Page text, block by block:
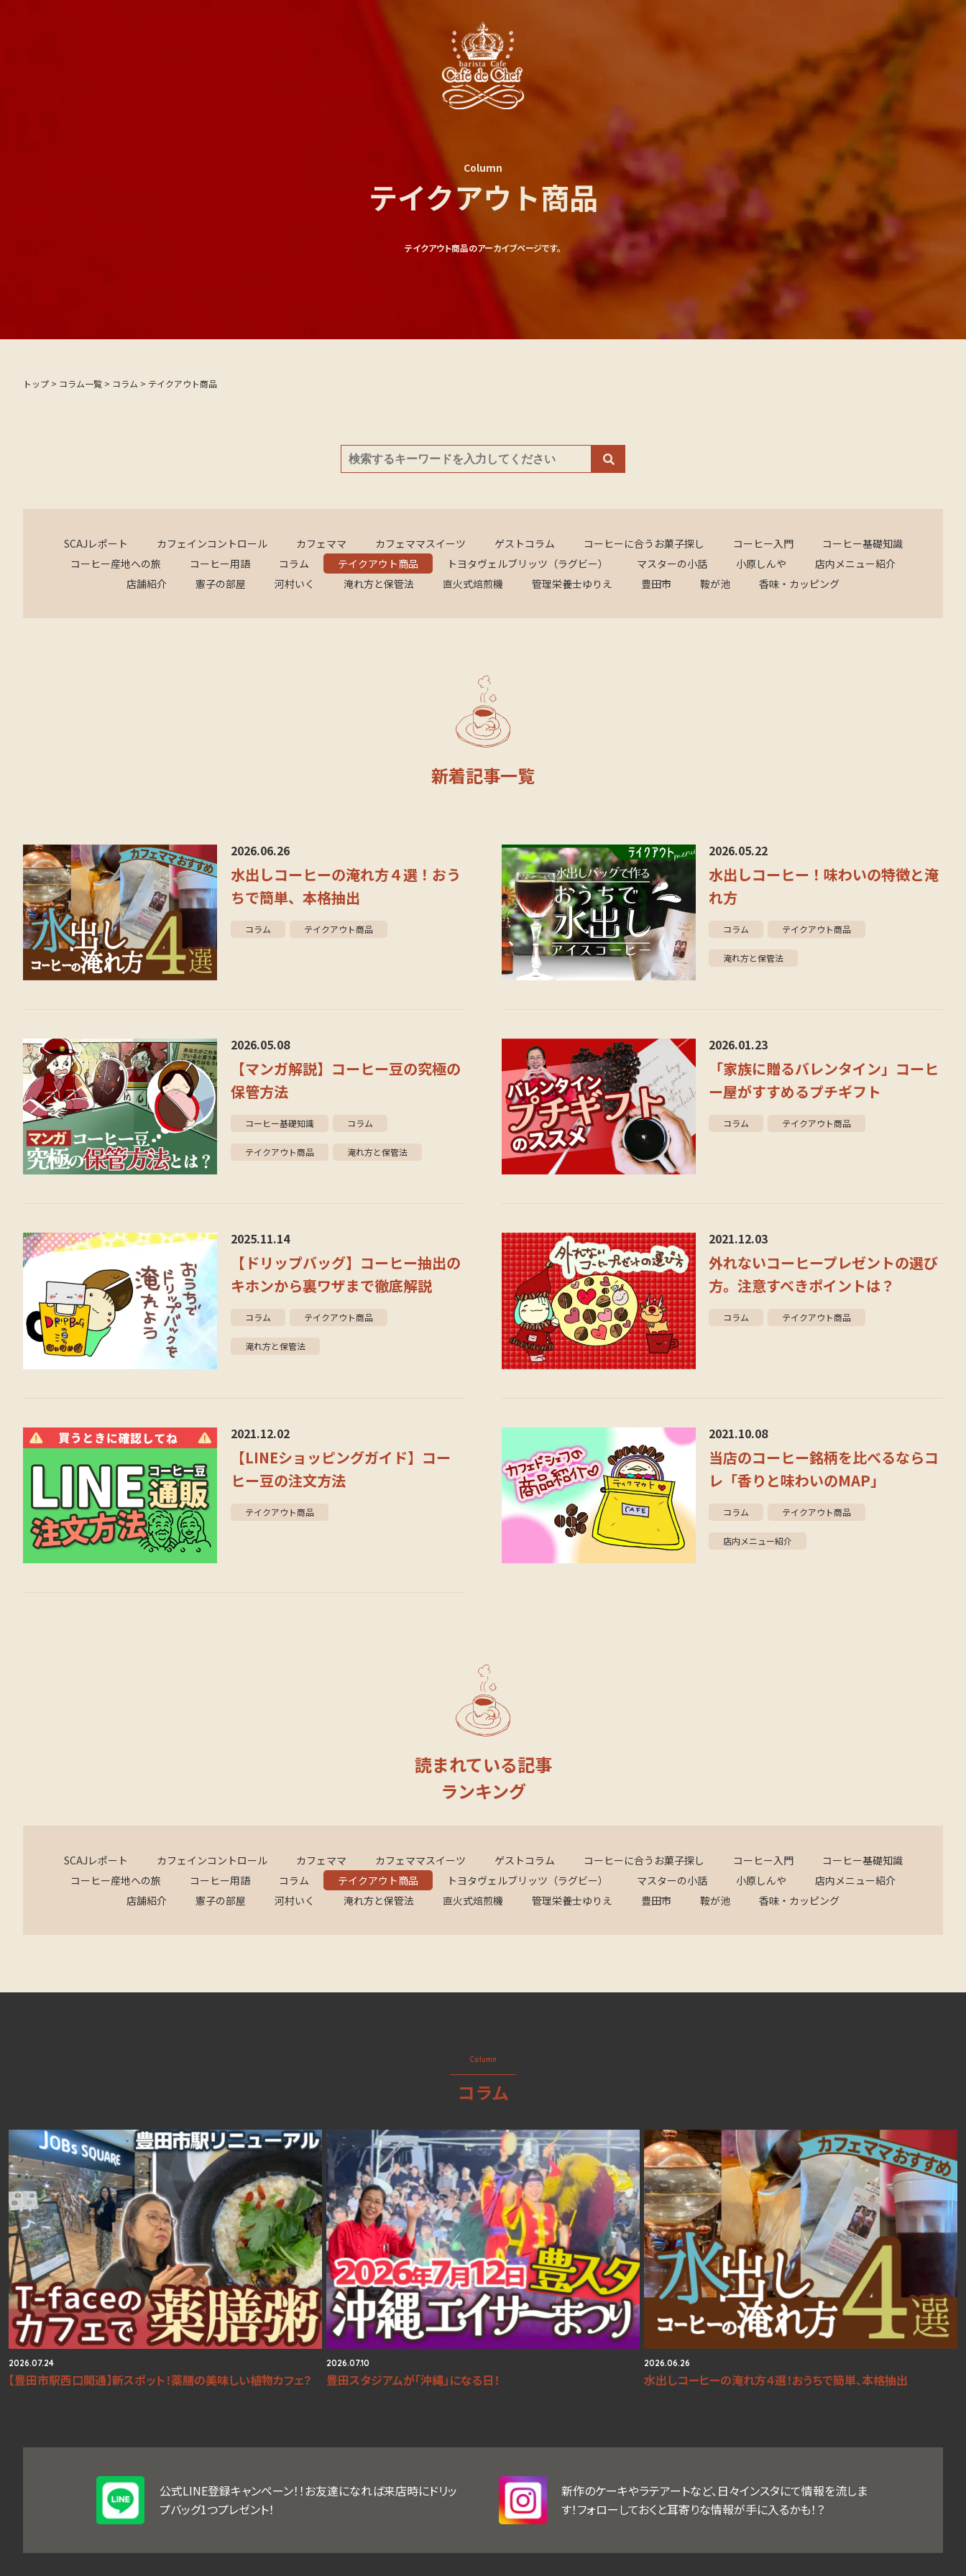
Column
テイクアウト商品
テイクアウト商品のアーカイブページです。
トップ > コラム一覧 > コラム > テイクアウト商品
SCAJレポート カフェインコントロール カフェママ カフェママスイーツ ゲストコラム コーヒーに合うお菓子探し コーヒー入門
コーヒー基礎知識
コーヒー産地への旅
コーヒー用語 コラム テイクアウト商品 トヨタヴェルブリッツ（ラグビー） マスターの小話 小原しんや
店内メニュー紹介
店舗紹介
憲子の部屋 河村いく 淹れ方と保管法 直火式焙煎機 管理栄養士ゆりえ 豊田市 鞍が池 香味・カッピング
新着記事一覧
2026.06.26
水出しコーヒーの淹れ方４選！おう
ちで簡単、本格抽出
コラム テイクアウト商品
2026.05.22
水出しコーヒー！味わいの特徴と淹
れ方
コラム テイクアウト商品
淹れ方と保管法
2026.05.08
【マンガ解説】コーヒー豆の究極の
保管方法
コーヒー基礎知識 コラム
テイクアウト商品 淹れ方と保管法
2026.01.23
「家族に贈るバレンタイン」コーヒ
ー屋がすすめるプチギフト
コラム テイクアウト商品
2025.11.14
【ドリップバッグ】コーヒー抽出の
キホンから裏ワザまで徹底解説
コラム テイクアウト商品
淹れ方と保管法
2021.12.03
外れないコーヒープレゼントの選び
方。注意すべきポイントは？
コラム テイクアウト商品
2021.12.02
【LINEショッピングガイド】コー
ヒー豆の注文方法
テイクアウト商品
2021.10.08
当店のコーヒー銘柄を比べるならコ
レ「香りと味わいのMAP」
コラム テイクアウト商品
店内メニュー紹介
読まれている記事
ランキング
SCAJレポート カフェインコントロール カフェママ カフェママスイーツ ゲストコラム コーヒーに合うお菓子探し コーヒー入門
コーヒー基礎知識
コーヒー産地への旅
コーヒー用語 コラム テイクアウト商品 トヨタヴェルブリッツ（ラグビー） マスターの小話 小原しんや
店内メニュー紹介
店舗紹介
憲子の部屋 河村いく 淹れ方と保管法 直火式焙煎機 管理栄養士ゆりえ 豊田市 鞍が池 香味・カッピング
Column
コラム
2026.07.24
【豊田市駅西口開通】新スポット！薬膳の美味しい植物カフェ？
2026.07.10
豊田スタジアムが「沖縄」になる日！
2026.06.26
水出しコーヒーの淹れ方４選！おうちで簡単、本格抽出
公式LINE登録キャンペーン！！お友達になれば来店時にドリッ
プバッグ1つプレゼント！
新作のケーキやラテアートなど、日々インスタにて情報を流しま
す！フォローしておくと耳寄りな情報が手に入るかも！？
定休日カレンダー